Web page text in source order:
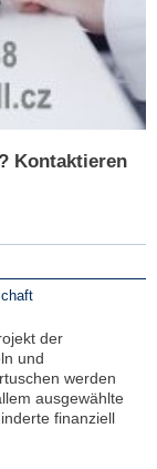
Kontaktieren
der
und
werden
ausgewählte
finanziell